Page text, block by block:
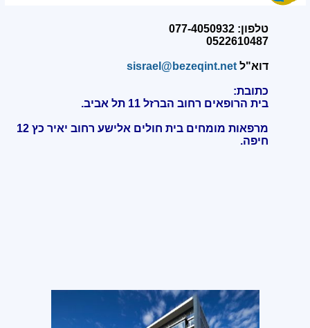
טלפון: 077-4050932
0522610487
דוא"לsisrael@bezeqint.net
כתובת:
בית הרופאים רחוב הברזל 11 תל אביב.
מרפאות מומחים בית חולים אלישע רחוב יאיר כץ 12
חיפה.